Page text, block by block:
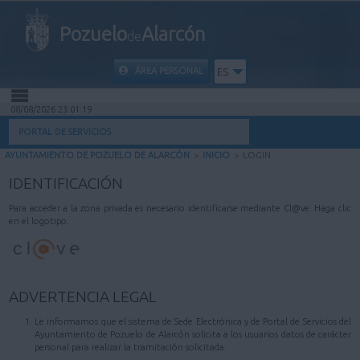
PozuelodeAlarcón
ÁREA PERSONAL ES
INICIO
MI CARPETA
INFORMACIÓN MUNICIPAL
AYUDA
08/08/2026 23:01:19
PORTAL DE SERVICIOS
AYUNTAMIENTO DE POZUELO DE ALARCÓN > INICIO > LOGIN
IDENTIFICACIÓN
Para acceder a la zona privada es necesario identificarse mediante Cl@ve. Haga clic
en el logotipo.
ADVERTENCIA LEGAL
Le informamos que el sistema de Sede Electrónica y de Portal de Servicios del
Ayuntamiento de Pozuelo de Alarcón solicita a los usuarios datos de carácter
personal para realizar la tramitación solicitada.